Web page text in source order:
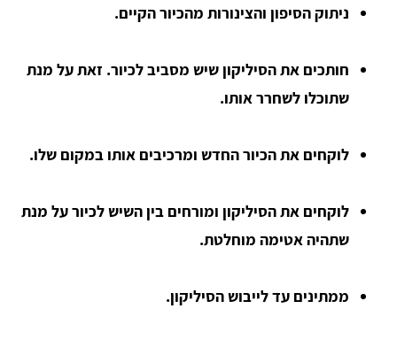
ניתוק הסיפון והצינורות מהכיור הקיים.
חותכים את הסיליקון שיש מסביב לכיור. זאת על מנת
שתוכלו לשחרר אותו.
לוקחים את הכיור החדש ומרכיבים אותו במקום שלו.
לוקחים את הסיליקון ומורחים בין השיש לכיור על מנת
שתהיה אטימה מוחלטת.
ממתינים עד לייבוש הסיליקון.